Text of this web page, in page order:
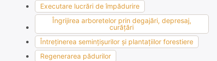
Executare lucrări de împădurire
Îngrijirea arboretelor prin degajări, depresaj,
curăţări
Întreţinerea seminţişurilor şi plantaţiilor forestiere
Regenerarea pădurilor